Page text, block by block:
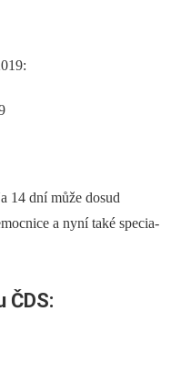
14 dní může dosud
a nyní také specia­
ČDS: